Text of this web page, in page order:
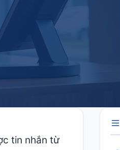
tin nhắn từ